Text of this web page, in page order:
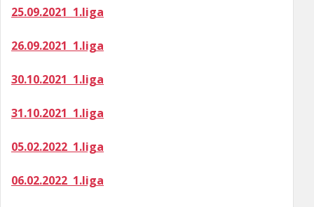
25.09.2021 1.liga
26.09.2021 1.liga
30.10.2021 1.liga
31.10.2021 1.liga
05.02.2022 1.liga
06.02.2022 1.liga